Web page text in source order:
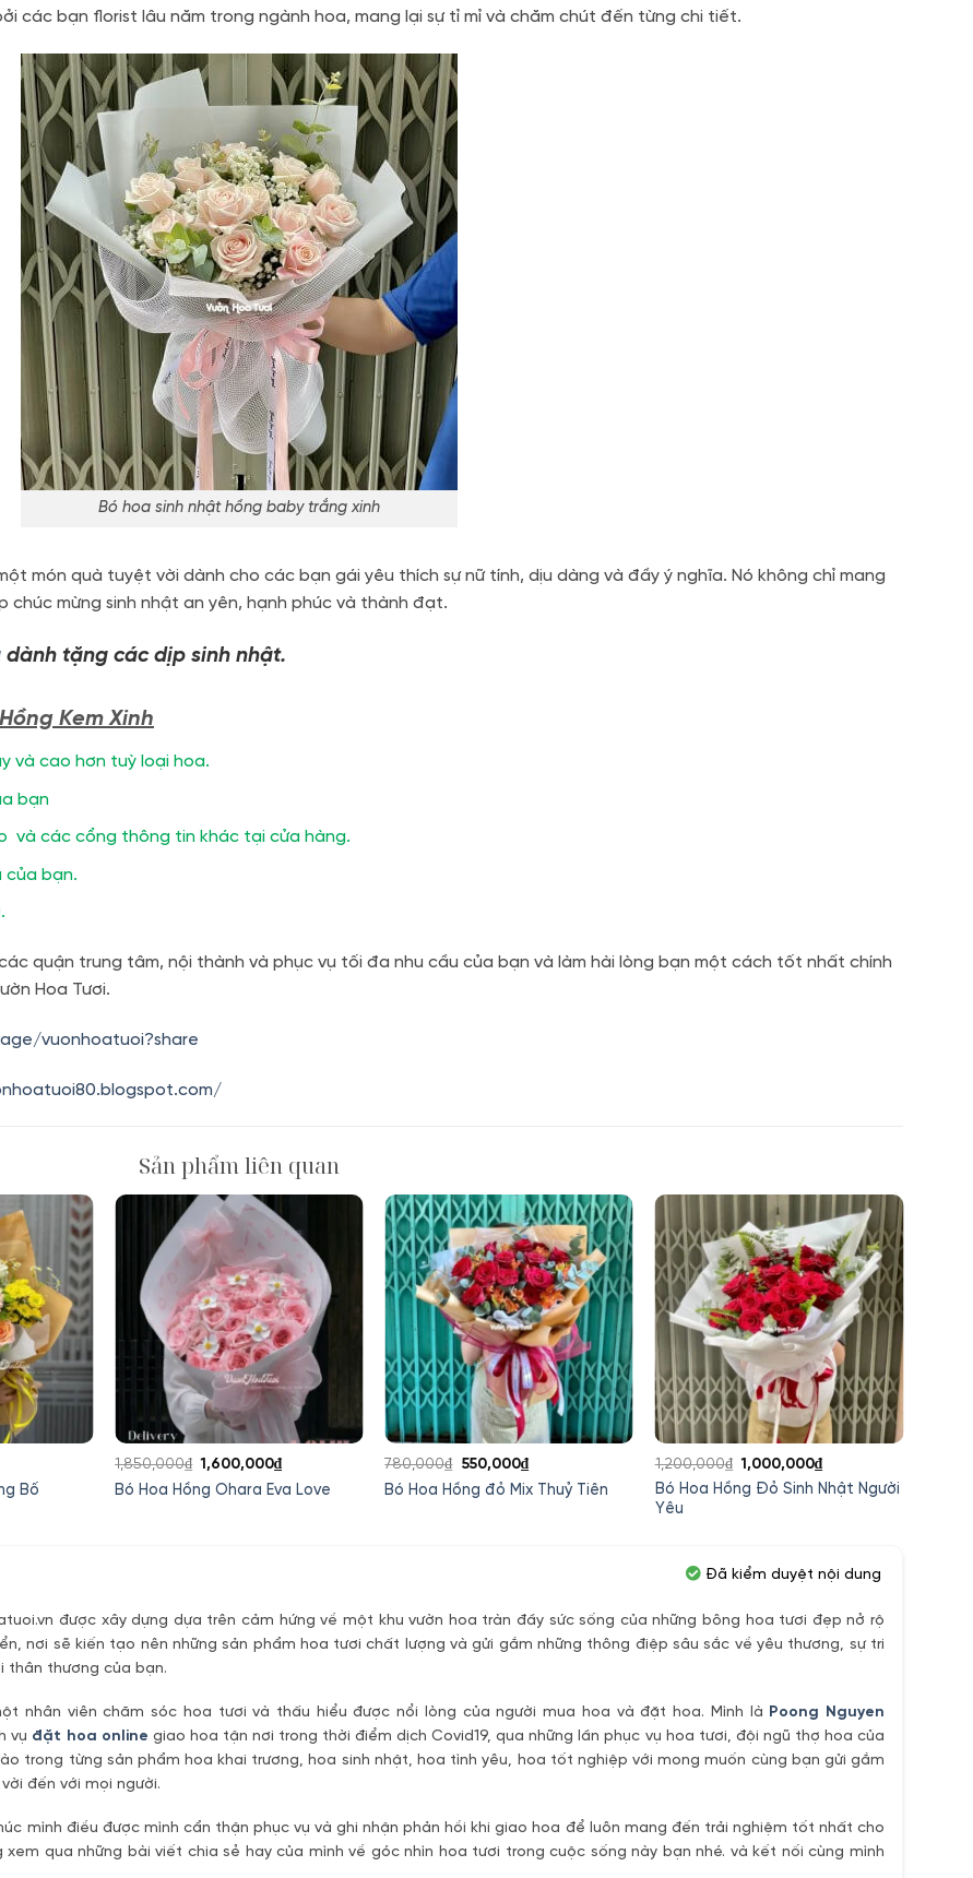
các bạn florist lâu năm trong ngành hoa, mang lại sự tỉ mỉ và chăm chút đến từng chi tiết.
Bó hoa sinh nhật hồng baby trắng xinh
món quà tuyệt vời dành cho các bạn gái yêu thích sự nữ tính, dịu dàng và đầy ý nghĩa. Nó không chỉ mang
mừng sinh nhật an yên, hạnh phúc và thành đạt.
dành tặng các dịp sinh nhật.
Kem Xinh
và cao hơn tuỳ loại hoa.
bạn
và các cổng thông tin khác tại cửa hàng.
của bạn.
quận trung tâm, nội thành và phục vụ tối đa nhu cầu của bạn và làm hài lòng bạn một cách tốt nhất chính
Hoa Tươi.
vuonhoatuoi?share
Sản phẩm liên quan
Bố Bó Hoa Hồng Ohara Eva Love
1,850,000₫ Giá
gốc
1,600,000₫Giá
hiện
Bó Hoa Hồng đỏ Mix Thuỷ Tiên
780,000₫ Giá
gốc
550,000₫Giá
hiện
Bó Hoa Hồng Đỏ Sinh Nhật Người
Yêu
1,200,000₫ Giá
gốc
1,000,000₫Giá
hiện
được xây dựng dựa trên cảm hứng về một khu vườn hoa tràn đầy sức sống của những bông hoa tươi đẹp nở rộ
nơi sẽ kiến tạo nên những sản phẩm hoa tươi chất lượng và gửi gắm những thông điệp sâu sắc về yêu thương, sự tri
thân thương của bạn.
nhân viên chăm sóc hoa tươi và thấu hiểu được nổi lòng của người mua hoa và đặt hoa. Mình là Poong Nguyen
vụ đặt hoa online giao hoa tận nơi trong thời điểm dịch Covid19, qua những lần phục vụ hoa tươi, đội ngũ thợ hoa của
trong từng sản phẩm hoa khai trương, hoa sinh nhật, hoa tình yêu, hoa tốt nghiệp với mong muốn cùng bạn gửi gắm
đến với mọi người.
mình điều được mình cẩn thận phục vụ và ghi nhận phản hồi khi giao hoa để luôn mang đến trải nghiệm tốt nhất cho
xem qua những bài viết chia sẻ hay của mình về góc nhìn hoa tươi trong cuộc sống này bạn nhé. và kết nối cùng mình
Đã kiểm duyệt nội dung